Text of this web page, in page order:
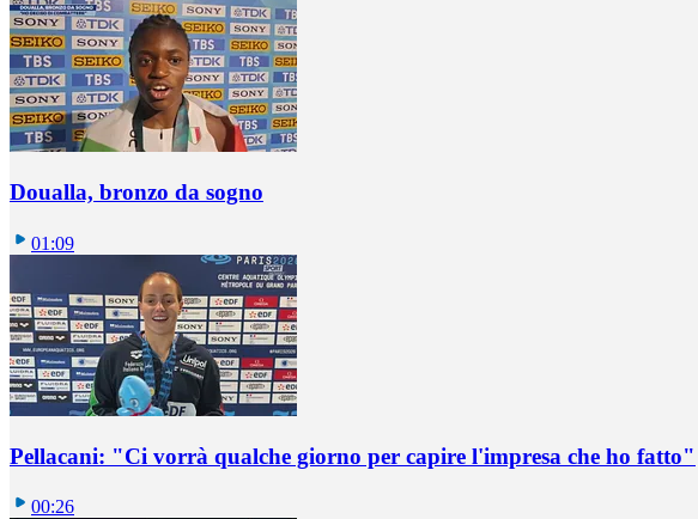
Doualla, bronzo da sogno
01:09
Pellacani: "Ci vorrà qualche giorno per capire l'impresa che ho fatto"
00:26